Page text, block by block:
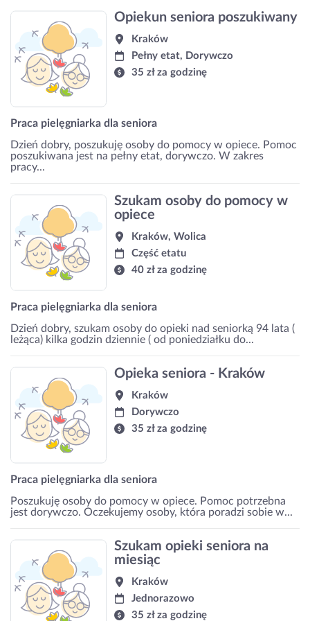
Opiekun seniora poszukiwany
Kraków
Pełny etat, Dorywczo
35 zł za godzinę
Praca pielęgniarka dla seniora
Dzień dobry, poszukuję osoby do pomocy w opiece. Pomoc
poszukiwana jest na pełny etat, dorywczo. W zakres
pracy...
Szukam osoby do pomocy w
opiece
Kraków, Wolica
Część etatu
40 zł za godzinę
Praca pielęgniarka dla seniora
Dzień dobry, szukam osoby do opieki nad seniorką 94 lata (
leżąca) kilka godzin dziennie ( od poniedziałku do...
Opieka seniora - Kraków
Kraków
Dorywczo
35 zł za godzinę
Praca pielęgniarka dla seniora
Poszukuję osoby do pomocy w opiece. Pomoc potrzebna
jest dorywczo. Oczekujemy osoby, która poradzi sobie w...
Szukam opieki seniora na
miesiąc
Kraków
Jednorazowo
35 zł za godzinę